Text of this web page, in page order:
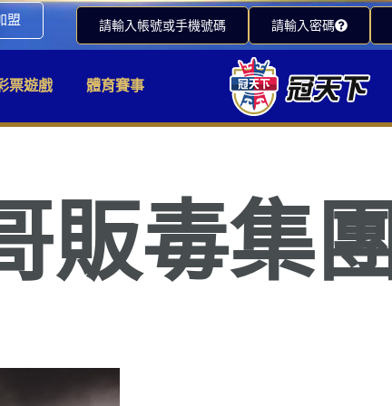
盟 請輸入帳號或手機號碼 請輸入密碼
票遊戲 體育賽事
販毒集團